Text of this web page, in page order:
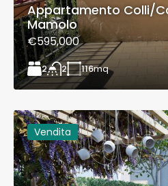
Appartamento Colli/
Mamolo
€595,000
2 2 116mq
Vendita